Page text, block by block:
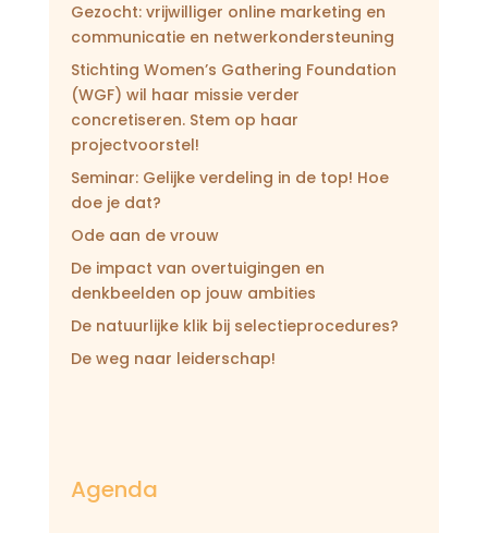
Gezocht: vrijwilliger online marketing en
communicatie en netwerkondersteuning
Stichting Women’s Gathering Foundation
(WGF) wil haar missie verder
concretiseren. Stem op haar
projectvoorstel!
Seminar: Gelijke verdeling in de top! Hoe
doe je dat?
Ode aan de vrouw
De impact van overtuigingen en
denkbeelden op jouw ambities
De natuurlijke klik bij selectieprocedures?
De weg naar leiderschap!
Agenda